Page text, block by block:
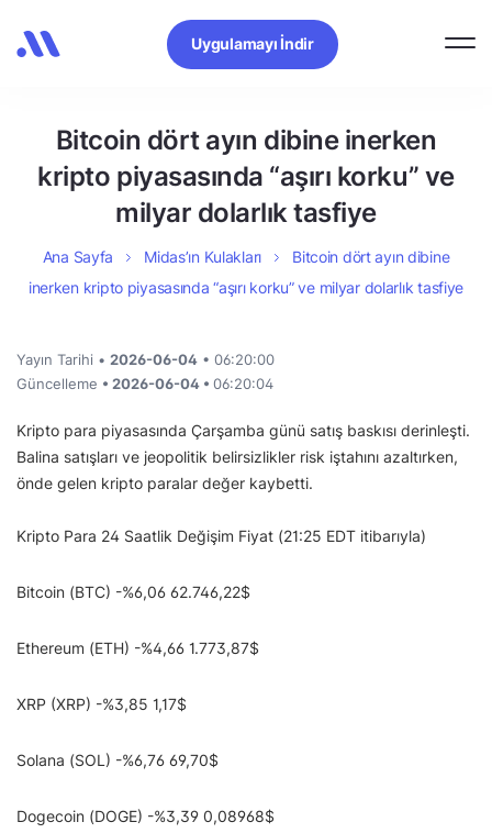
Uygulamayı İndir
Bitcoin dört ayın dibine inerken
kripto piyasasında “aşırı korku” ve
milyar dolarlık tasfiye
Ana Sayfa Midas’ın Kulakları
Bitcoin dört ayın dibine
inerken kripto piyasasında “aşırı korku” ve milyar dolarlık tasfiye
Yayın Tarihi • 2026-06-04 • 06:20:00
Güncelleme • 2026-06-04 • 06:20:04
Kripto para piyasasında Çarşamba günü satış baskısı derinleşti.
Balina satışları ve jeopolitik belirsizlikler risk iştahını azaltırken,
önde gelen kripto paralar değer kaybetti.
Kripto Para 24 Saatlik Değişim Fiyat (21:25 EDT itibarıyla)
Bitcoin (BTC) -%6,06 62.746,22$
Ethereum (ETH) -%4,66 1.773,87$
XRP (XRP) -%3,85 1,17$
Solana (SOL) -%6,76 69,70$
Dogecoin (DOGE) -%3,39 0,08968$